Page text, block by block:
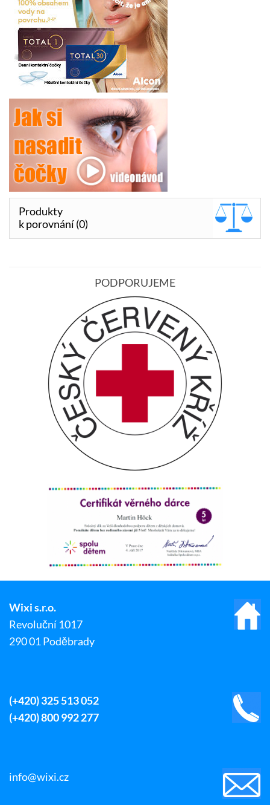
Produkty
k porovnání (0)
PODPORUJEME
Wixi s.r.o.
Revoluční 1017
290 01 Poděbrady
(+420) 325 513 052
(+420) 800 992 277
info@wixi.cz